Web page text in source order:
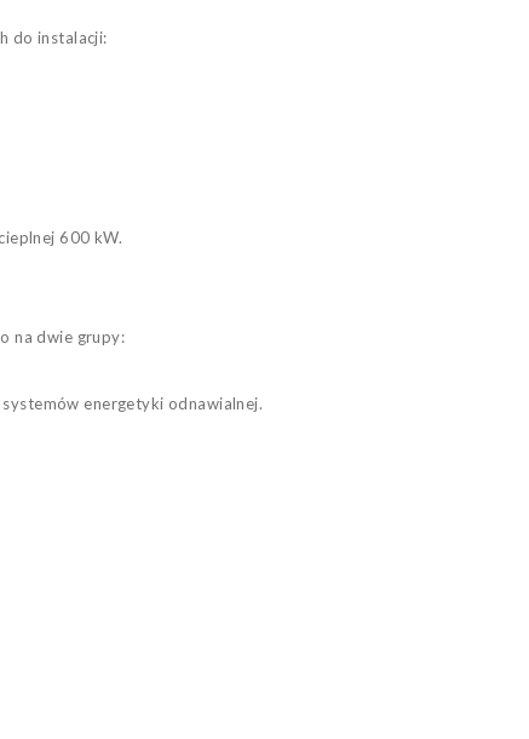
do instalacji:
600 kW.
na dwie grupy:
energetyki odnawialnej.